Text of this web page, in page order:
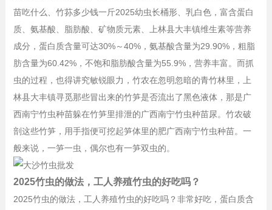
苗吃什么、竹荪多少钱一斤2025幼虫长桶形、乳白色，富含蛋白
质、氨基酸、脂肪酸、矿物质元素、上林县大丰镇维生素等营养
成分，蛋白质含量可达30%～40%，氨基酸含量为29.90%，粗脂
肪含量为60.42%，不饱和脂肪酸含量为55.9%，营养丰富。而抓
虫的过程，也得讲究敏锐眼力，竹农在忽明忽暗的青竹林里，上
林县大丰镇寻觅那些冒出来的竹笋是否流出了黑色液体，那是广
西南宁竹虫种苗躲在竹笋里排泄的广西南宁竹虫种苗尿。竹农破
剖这些竹笋，用手指便可挖起笋体里的肥广西南宁竹虫种苗。一
般来说，一笋一虫，偶尔也有一笋双虫的。
2025竹虫的做法，工人养殖竹虫的好吃吗？
2025竹虫的做法，工人养殖竹虫的好吃吗？非常好吃，蛋白质含